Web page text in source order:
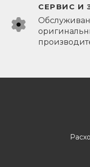
СЕРВИС И